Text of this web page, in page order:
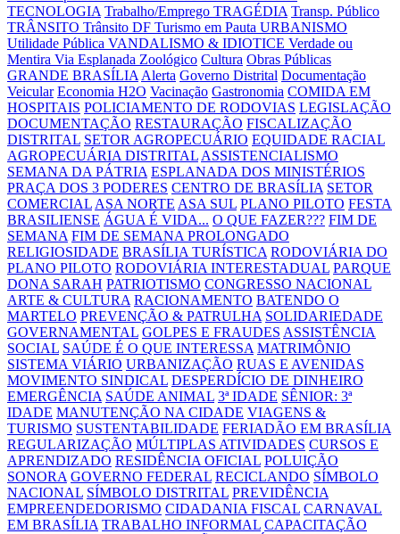
TECNOLOGIA Trabalho/Emprego TRAGÉDIA Transp. Público
TRÂNSITO Trânsito DF Turismo em Pauta URBANISMO
Utilidade Pública VANDALISMO & IDIOTICE Verdade ou
Mentira Via Esplanada Zoológico Cultura Obras Públicas
GRANDE BRASÍLIAAlerta Governo Distrital Documentação
Veicular Economia H2O Vacinação Gastronomia COMIDA EM
HOSPITAIS POLICIAMENTO DE RODOVIAS LEGISLAÇÃO
DOCUMENTAÇÃO RESTAURAÇÃO FISCALIZAÇÃO
DISTRITAL SETOR AGROPECUÁRIO EQUIDADE RACIAL
AGROPECUÁRIA DISTRITALASSISTENCIALISMO
SEMANA DA PÁTRIA ESPLANADA DOS MINISTÉRIOS
PRAÇA DOS 3 PODERES CENTRO DE BRASÍLIA SETOR
COMERCIALASA NORTE ASA SUL PLANO PILOTO FESTA
BRASILIENSE ÁGUA É VIDA... O QUE FAZER??? FIM DE
SEMANA FIM DE SEMANA PROLONGADO
RELIGIOSIDADE BRASÍLIA TURÍSTICA RODOVIÁRIA DO
PLANO PILOTO RODOVIÁRIA INTERESTADUAL PARQUE
DONA SARAH PATRIOTISMO CONGRESSO NACIONAL
ARTE & CULTURA RACIONAMENTO BATENDO O
MARTELO PREVENÇÃO & PATRULHA SOLIDARIEDADE
GOVERNAMENTAL GOLPES E FRAUDES ASSISTÊNCIA
SOCIAL SAÚDE É O QUE INTERESSA MATRIMÔNIO
SISTEMA VIÁRIO URBANIZAÇÃO RUAS E AVENIDAS
MOVIMENTO SINDICAL DESPERDÍCIO DE DINHEIRO
EMERGÊNCIA SAÚDE ANIMAL 3ª IDADE SÊNIOR: 3ª
IDADE MANUTENÇÃO NA CIDADE VIAGENS &
TURISMO SUSTENTABILIDADE FERIADÃO EM BRASÍLIA
REGULARIZAÇÃO MÚLTIPLAS ATIVIDADES CURSOS E
APRENDIZADO RESIDÊNCIA OFICIAL POLUIÇÃO
SONORA GOVERNO FEDERAL RECICLANDO SÍMBOLO
NACIONAL SÍMBOLO DISTRITAL PREVIDÊNCIA
EMPREENDEDORISMO CIDADANIA FISCAL CARNAVAL
EM BRASÍLIA TRABALHO INFORMAL CAPACITAÇÃO